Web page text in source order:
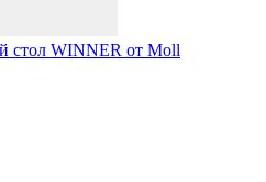
стол WINNER от Moll